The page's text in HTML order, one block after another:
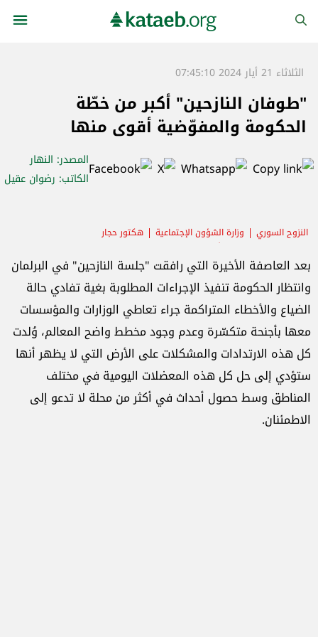
الثلاثاء 21 أيار 2024 07:45:10
"طوفان النازحين" أكبر من خطّة
الحكومة والمفوّضية أقوى منها
المصدر: النهار
الكاتب: رضوان عقيل
النزوح السوري وزارة الشؤون الإجتماعية
هكتور حجار
المفوضية السامية للأمم المتحدة لشؤون اللاجئين
بعد العاصفة الأخيرة التي رافقت "جلسة النازحين" في البرلمان
وانتظار الحكومة تنفيذ الإجراءات المطلوبة بغية تفادي حالة
الضياع والأخطاء المتراكمة جراء تعاطي الوزارات والمؤسسات
معها بأجنحة متكسّرة وعدم وجود مخطط واضح المعالم، وُلدت
كل هذه الارتدادات والمشكلات على الأرض التي لا يظهر أنها
ستؤدي إلى حل كل هذه المعضلات اليومية في مختلف
المناطق وسط حصول أحداث في أكثر من محلة لا تدعو إلى
الاطمئنان.